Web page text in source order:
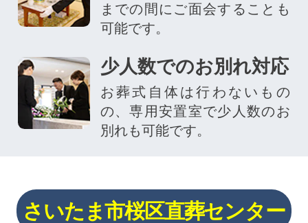
までの間にご面会することも
可能です。
少人数でのお別れ対応
お葬式自体は行わないもの
の、専用安置室で少人数のお
別れも可能です。
さいたま市桜区直葬センター